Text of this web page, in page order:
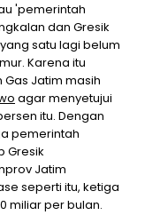
'pemerintah
dan Gresik
satu lagi belum
Karena itu
Gas Jatim masih
agar menyetujui
itu. Dengan
pemerintah
Gresik
Jatim
seperti itu, ketiga
miliar per bulan.